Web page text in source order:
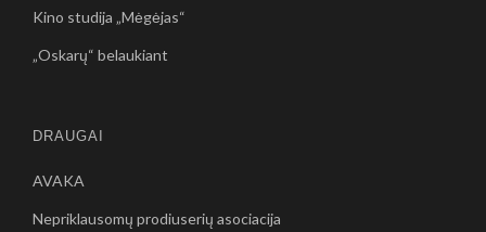
Kino studija „Mėgėjas“
„Oskarų“ belaukiant
DRAUGAI
AVAKA
Nepriklausomų prodiuserių asociacija